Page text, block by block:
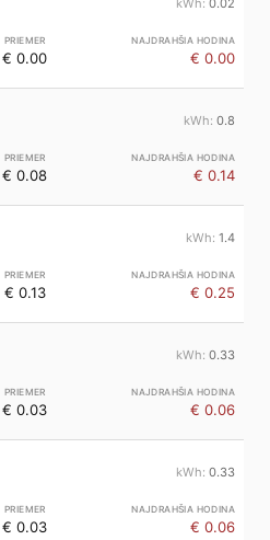
€ 0.00 € 0.00
0.8
€ 0.08 € 0.14
1.4
€ 0.13 € 0.25
0.33
€ 0.03 € 0.06
0.33
€ 0.03 € 0.06